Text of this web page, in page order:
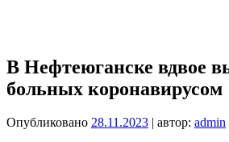
В Нефтеюганске вдвое
больных коронавирусом
Опубликовано 28.11.2023 | автор: admin